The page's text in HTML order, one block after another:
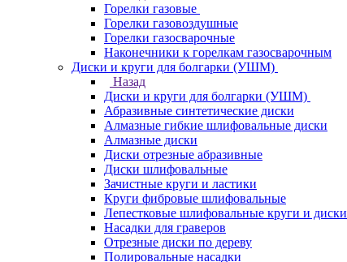
Горелки газовые
Горелки газовоздушные
Горелки газосварочные
Наконечники к горелкам газосварочным
Диски и круги для болгарки (УШМ)
Назад
Диски и круги для болгарки (УШМ)
Абразивные синтетические диски
Алмазные гибкие шлифовальные диски
Алмазные диски
Диски отрезные абразивные
Диски шлифовальные
Зачистные круги и ластики
Круги фибровые шлифовальные
Лепестковые шлифовальные круги и диски
Насадки для граверов
Отрезные диски по дереву
Полировальные насадки